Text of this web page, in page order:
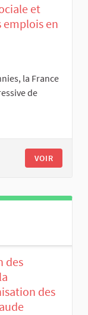
et
en
la France
de
VOIR
des
des